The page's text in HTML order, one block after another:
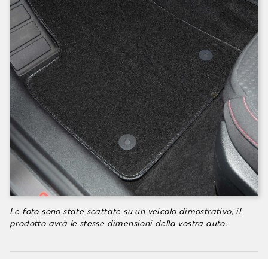
Le foto sono state scattate su un veicolo dimostrativo, il
prodotto avrà le stesse dimensioni della vostra auto.